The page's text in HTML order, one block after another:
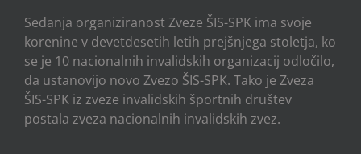
Sedanja organiziranost Zveze ŠIS-SPK ima svoje
korenine v devetdesetih letih prejšnjega stoletja, ko
se je 10 nacionalnih invalidskih organizacij odločilo,
da ustanovijo novo Zvezo ŠIS-SPK. Tako je Zveza
ŠIS-SPK iz zveze invalidskih športnih društev
postala zveza nacionalnih invalidskih zvez.